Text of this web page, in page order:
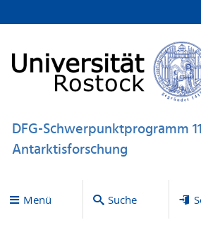
DFG-Schwerpunktprogramm
Antarktisforschung
Menü Suche